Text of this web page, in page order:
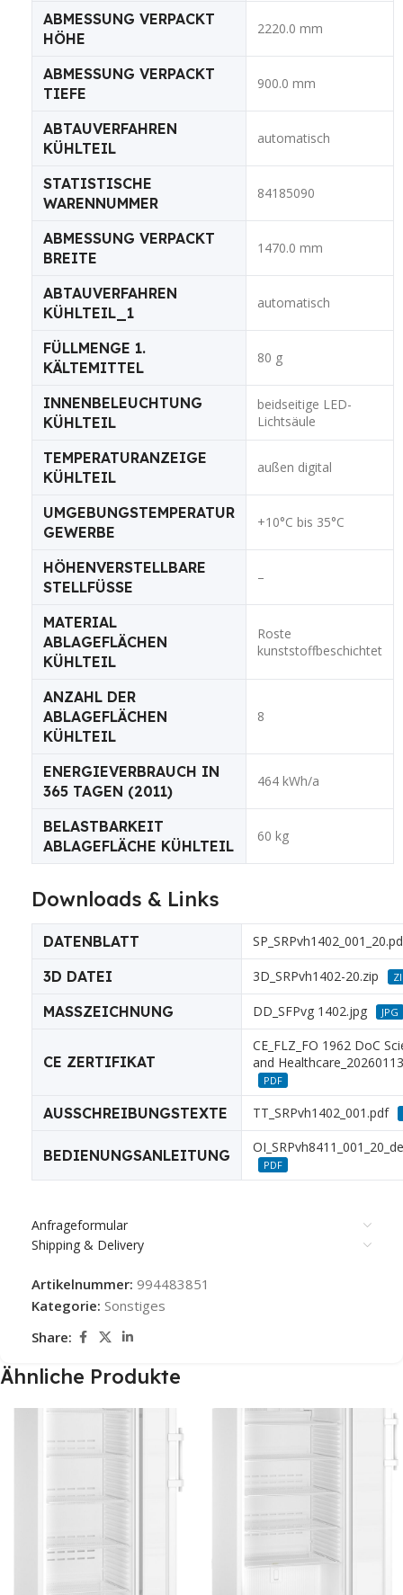
ABMESSUNG VERPACKT
HÖHE
2220.0 mm
ABMESSUNG VERPACKT
TIEFE
900.0 mm
ABTAUVERFAHREN
KÜHLTEIL
automatisch
STATISTISCHE
WARENNUMMER
84185090
ABMESSUNG VERPACKT
BREITE
1470.0 mm
ABTAUVERFAHREN
KÜHLTEIL_1
automatisch
FÜLLMENGE 1.
KÄLTEMITTEL
80 g
INNENBELEUCHTUNG
KÜHLTEIL
beidseitige LED-
Lichtsäule
TEMPERATURANZEIGE
KÜHLTEIL
außen digital
UMGEBUNGSTEMPERATUR
GEWERBE
+10°C bis 35°C
HÖHENVERSTELLBARE
STELLFÜSSE
–
MATERIAL
ABLAGEFLÄCHEN
KÜHLTEIL
Roste
kunststoffbeschichtet
ANZAHL DER
ABLAGEFLÄCHEN
KÜHLTEIL
8
ENERGIEVERBRAUCH IN
365 TAGEN (2011)
464 kWh/a
BELASTBARKEIT
ABLAGEFLÄCHE KÜHLTEIL
60 kg
Downloads & Links
DATENBLATT
3D DATEI 3D_SRPvh1402-20.zip
MASSZEICHNUNG DD_SFPvg 1402.jpg JPG
CE ZERTIFIKAT
CE_FLZ_FO 1962 DoC
and
PDF
AUSSCHREIBUNGSTEXTE TT_SRPvh1402_001.pdf
BEDIENUNGSANLEITUNG
PDF
Anfrageformular
Shipping & Delivery
Artikelnummer: 994483851
Kategorie: Sonstiges
Share:
Ähnliche Produkte